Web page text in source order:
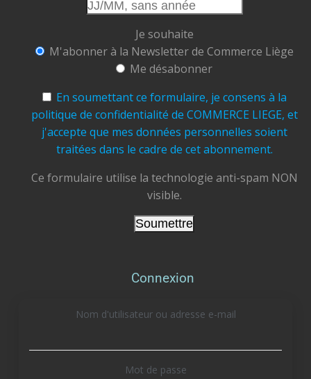
Commerce Liège ASBL
Ensemble, soutenons, valorisons et faisons
grandir notre ville.
#CommerceLiège #AchetezLocal #Liège
#CommerçantsLiégeois#CentreVille
#TramDeLiège #Terrasses#ÉtéÀLiège
#ConsommerLocal #FaitesVivreLiège
Photo
View on Facebook
Commerce Liège updated their cover
On profite encore à 100% du soleil et de la
doucement le bout de son nez !
de bureau ne sont pas encore tout à fait
complets ? Pas de stress : rendez visite à vos
Je souhaite
M'abonner à la Newsletter de Commerce Liège
Me désabonner
En soumettant ce formulaire, je consens à la
politique de confidentialité de COMMERCE LIEGE, et
j'accepte que mes données personnelles soient
traitées dans le cadre de cet abonnement.
Ce formulaire utilise la technologie anti-spam NON
visible.
Connexion
Nom d'utilisateur ou adresse e-mail
Mot de passe